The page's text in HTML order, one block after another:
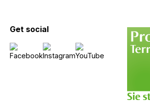
Get social